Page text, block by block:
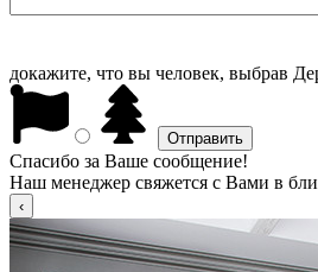
докажите, что вы человек, выбрав
Спасибо за Ваше сообщение!
Наш менеджер свяжется с Вами в